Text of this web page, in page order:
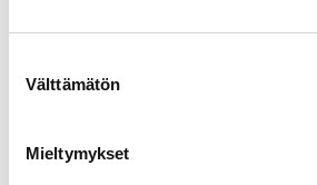
valinta
Välttämätön
Mieltymykset
ja isossa näyttelytilassa on
Savitaipaleen ja etenkin
historiaa. Esillä on